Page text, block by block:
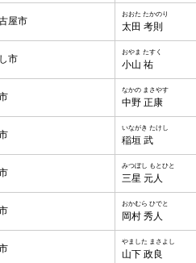
屋市
おおた たかのり
太田 考則
市
おやま たすく
小山 祐
なかの まさやす
中野 正康
いながき たけし
稲垣 武
みつぼし もとひと
三星 元人
おかむら ひでと
岡村 秀人
やました まさよし
山下 政良